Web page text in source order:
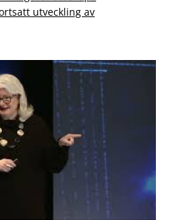
utveckling av